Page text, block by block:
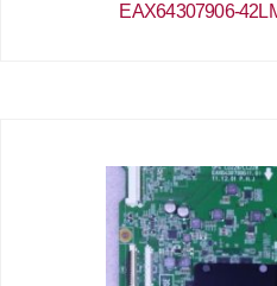
EAX64307906-